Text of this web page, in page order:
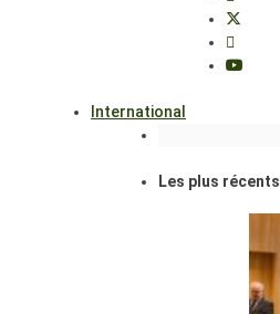
International
Les plus récents